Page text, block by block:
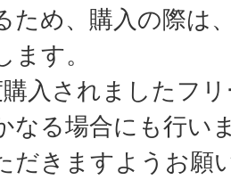
ため、購入の際は
ます。
入されましたフ
なる場合にも行い
だきますようお願